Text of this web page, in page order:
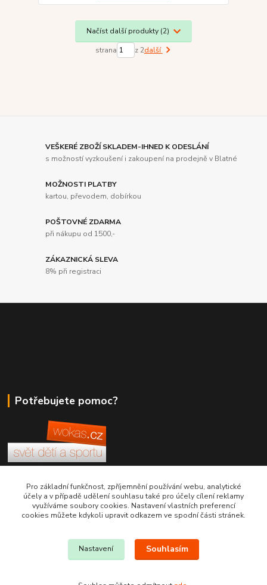
Načíst další produkty (2)
strana z 2další
VEŠKERÉ ZBOŽÍ SKLADEM-IHNED K ODESLÁNÍ
s možností vyzkoušení i zakoupení na prodejně v Blatné
MOŽNOSTI PLATBY
kartou, převodem, dobírkou
POŠTOVNÉ ZDARMA
při nákupu od 1500,-
ZÁKAZNICKÁ SLEVA
8% při registraci
Potřebujete pomoc?
+420 380 830 198
wokas.online@yahoo.cz
Pro základní funkčnost, zpříjemnění používání webu, analytické
účely a v případě udělení souhlasu také pro účely cílení reklamy
využíváme soubory cookies. Nastavení vlastních preferencí
cookies můžete kdykoli upravit odkazem ve spodní části stránek.
Nastavení Souhlasím